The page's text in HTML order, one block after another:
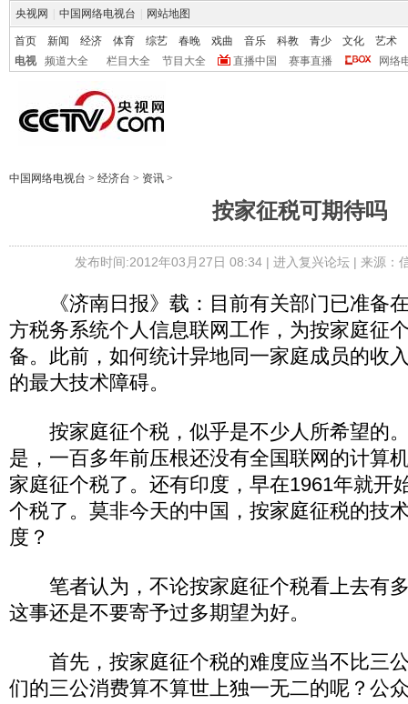
央视网 中国网络电视台 网站地图
首页 新闻 经济 体育 综艺 春晚 戏曲 音乐 科教 青少 文化
艺术
电视
频道大全 栏目大全 节目大全 直播中国 赛事直播 网络
中国网络电视台 > 经济台 > 资讯 >
按家征税可期待吗
发布时间:2012年03月27日 08:34 | 进入复兴论坛| 来源：
《济南日报》载：目前有关部门已准备
方税务系统个人信息联网工作，为按家庭征
备。此前，如何统计异地同一家庭成员的收
的最大技术障碍。
按家庭征个税，似乎是不少人所希望的
是，一百多年前压根还没有全国联网的计算
家庭征个税了。还有印度，早在1961年就开
个税了。莫非今天的中国，按家庭征税的技
度？
笔者认为，不论按家庭征个税看上去有
这事还是不要寄予过多期望为好。
首先，按家庭征个税的难度应当不比三
们的三公消费算不算世上独一无二的呢？公